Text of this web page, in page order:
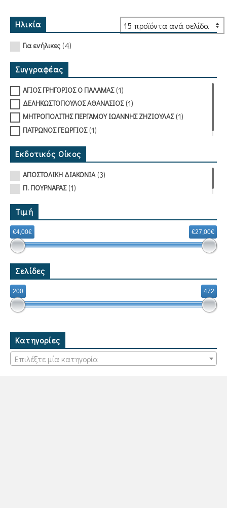
Ηλικία
Για ενήλικες (4)
Συγγραφέας
ΑΓΙΟΣ ΓΡΗΓΟΡΙΟΣ Ο ΠΑΛΑΜΑΣ(1)
ΔΕΛΗΚΩΣΤΟΠΟΥΛΟΣ ΑΘΑΝΑΣΙΟΣ(1)
ΜΗΤΡΟΠΟΛΙΤΗΣ ΠΕΡΓΑΜΟΥ ΙΩΑΝΝΗΣ ΖΗΖΙΟΥΛΑΣ(1)
ΠΑΤΡΩΝΟΣ ΓΕΩΡΓΙΟΣ(1)
Εκδοτικός Οίκος
ΑΠΟΣΤΟΛΙΚΗ ΔΙΑΚΟΝΙΑ(3)
Π. ΠΟΥΡΝΑΡΑΣ(1)
Τιμή
€4,00€ €27,00€
Σελίδες
200 472
Κατηγορίες
Επιλέξτε μία κατηγορία